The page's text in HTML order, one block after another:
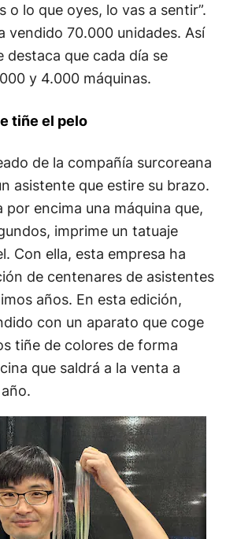
o lo que oyes, lo vas a sentir”.
vendido 70.000 unidades. Así
destaca que cada día se
y 4.000 máquinas.
tiñe el pelo
de la compañía surcoreana
asistente que estire su brazo.
por encima una máquina que,
imprime un tatuaje
Con ella, esta empresa ha
de centenares de asistentes
años. En esta edición,
con un aparato que coge
tiñe de colores de forma
que saldrá a la venta a